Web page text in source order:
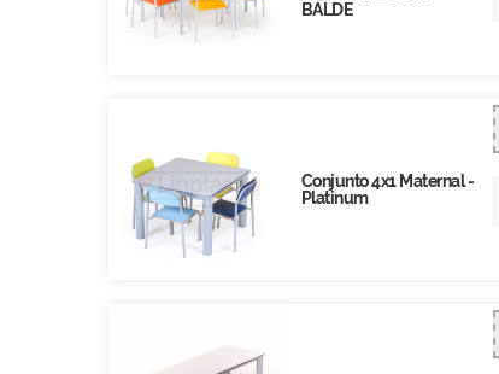
BALDE
Conjunto 4x1 Maternal -
Platinum